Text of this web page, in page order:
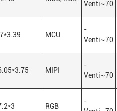
Venti~70
MCU
-
Venti~70
MIPI
-
Venti~70
RGB
-